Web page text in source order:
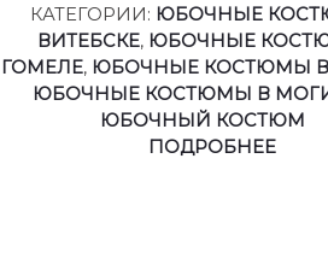
КАТЕГОРИИ: ЮБОЧНЫЕ
ВИТЕБСКЕ, ЮБОЧНЫЕ
ГОМЕЛЕ, ЮБОЧНЫЕ КОСТЮМЫ
ЮБОЧНЫЕ КОСТЮМЫ В
ЮБОЧНЫЙ КОСТЮМ
ПОДРОБНЕЕ